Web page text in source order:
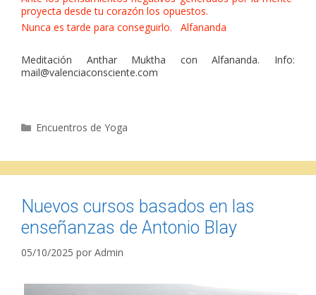
proyecta desde tu corazón los opuestos.
Nunca es tarde para conseguirlo. Alfananda
Meditación Anthar Muktha con Alfananda. Info:
mail@valenciaconsciente.com
Categorías
Encuentros de Yoga
Nuevos cursos basados en las
enseñanzas de Antonio Blay
05/10/2025 por Admin